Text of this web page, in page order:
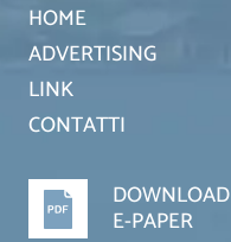
HOME
ADVERTISING
LINK
CONTATTI
DOWNLOAD
E-PAPER